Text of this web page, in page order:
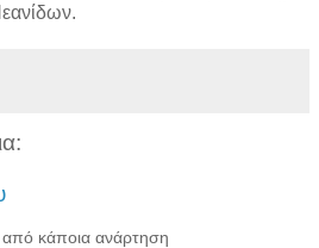
από κάποια ανάρτηση